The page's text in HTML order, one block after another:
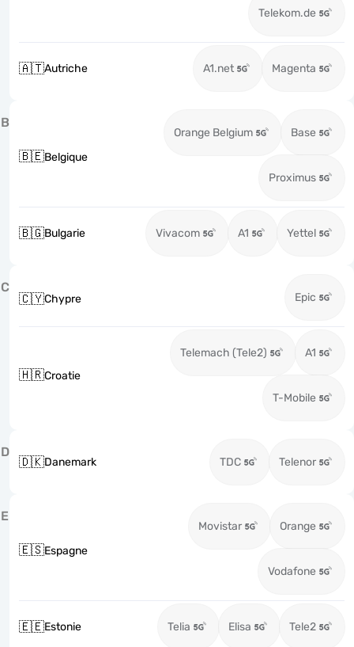
Telekom.de
🇦🇹Autriche A1.net Magenta
B
🇧🇪Belgique
Orange Belgium Base
Proximus
🇧🇬Bulgarie Vivacom A1 Yettel
C
🇨🇾Chypre Epic
🇭🇷Croatie
Telemach (Tele2) A1
T-Mobile
D
🇩🇰Danemark TDC Telenor
E
🇪🇸Espagne
Movistar Orange
Vodafone
🇪🇪Estonie Telia Elisa Tele2